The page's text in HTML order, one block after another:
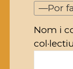
Nom i